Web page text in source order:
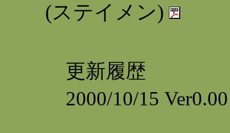
(ステイメン)
更新履歴
2000/10/15